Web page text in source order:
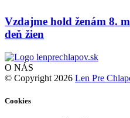
Vzdajme hold ženám 8.
deň žien
O NÁS
© Copyright 2026 Len Pre
Cookies